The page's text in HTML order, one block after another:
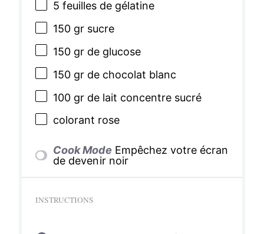
5 feuilles de gélatine
150gr sucre
150gr de glucose
150gr de chocolat blanc
100gr de lait concentre sucré
colorant rose
Cook Mode Empêchez votre écran
de devenir noir
INSTRUCTIONS